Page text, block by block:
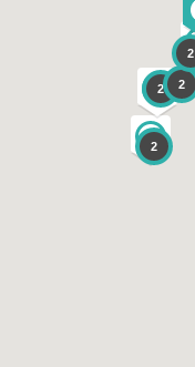
1
4
2
2 2
2